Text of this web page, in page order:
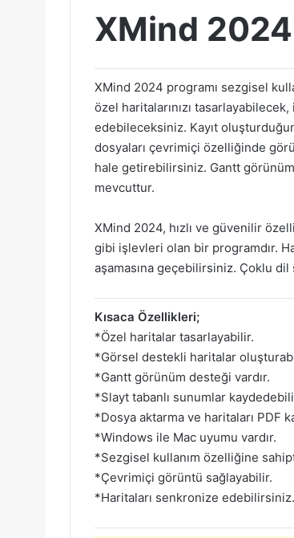
XMind
XMind 2024 programı sezgisel
özel haritalarınızı
edebileceksiniz. Kayıt
dosyaları çevrimiçi özelliğinde
hale getirebilirsiniz. Gantt
mevcuttur.
XMind 2024, hızlı ve güvenilir
gibi işlevleri olan bir programdır.
aşamasına geçebilirsiniz. Çoklu dil
Kısaca Özellikleri;
*Özel haritalar tasarlayabilir.
*Görsel destekli haritalar
*Gantt görünüm desteği vardır.
*Slayt tabanlı sunumlar
*Dosya aktarma ve haritaları PDF
*Windows ile Mac uyumu vardır.
*Sezgisel kullanım özelliğine
*Çevrimiçi görüntü sağlayabilir.
*Haritaları senkronize edebilirsiniz.